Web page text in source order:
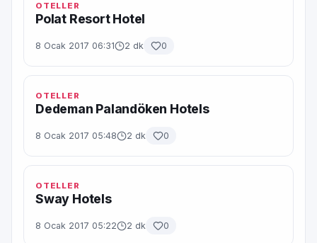
OTELLER
Polat Resort Hotel
8 Ocak 2017 06:31 2 dk 0
OTELLER
Dedeman Palandöken Hotels
8 Ocak 2017 05:48 2 dk 0
OTELLER
Sway Hotels
8 Ocak 2017 05:22 2 dk 0